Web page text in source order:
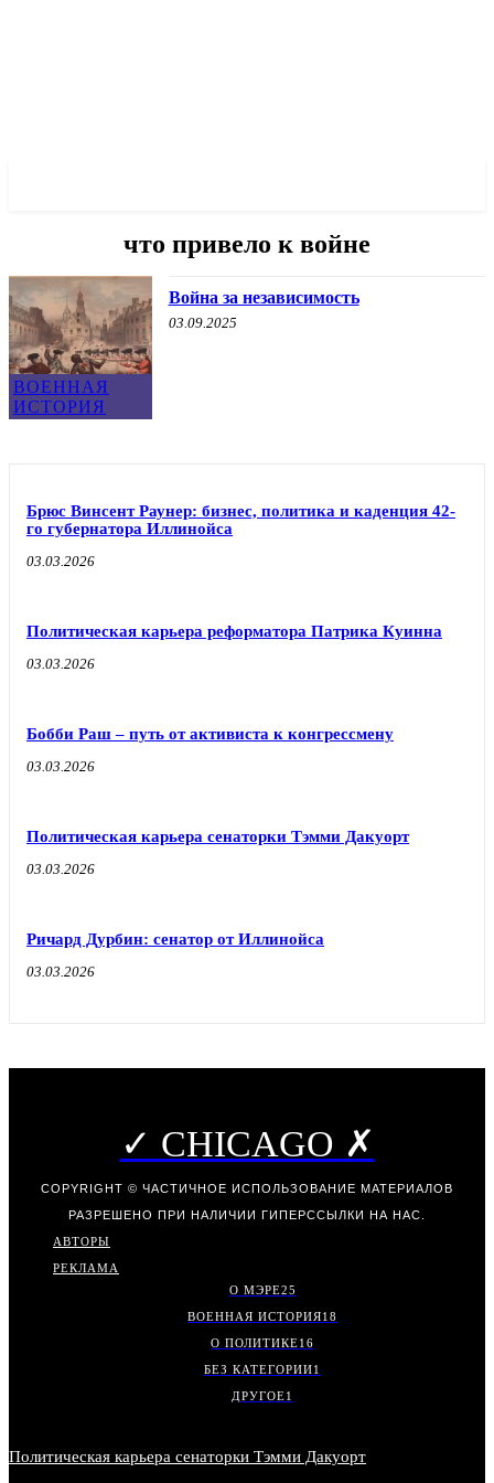
что привело к войне
ВОЕННАЯ
ИСТОРИЯ
Война за независимость
03.09.2025
Брюс Винсент Раунер: бизнес, политика и каденция 42-
го губернатора Иллинойса
03.03.2026
Политическая карьера реформатора Патрика Куинна
03.03.2026
Бобби Раш – путь от активиста к конгрессмену
03.03.2026
Политическая карьера сенаторки Тэмми Дакуорт
03.03.2026
Ричард Дурбин: сенатор от Иллинойса
03.03.2026
✓ CHICAGO ✗
COPYRIGHT © ЧАСТИЧНОЕ ИСПОЛЬЗОВАНИЕ МАТЕРИАЛОВ
РАЗРЕШЕНО ПРИ НАЛИЧИИ ГИПЕРССЫЛКИ НА НАС.
АВТОРЫ
РЕКЛАМА
О МЭРЕ25
ВОЕННАЯ ИСТОРИЯ18
О ПОЛИТИКЕ16
БЕЗ КАТЕГОРИИ1
ДРУГОЕ1
Политическая карьера сенаторки Тэмми Дакуорт